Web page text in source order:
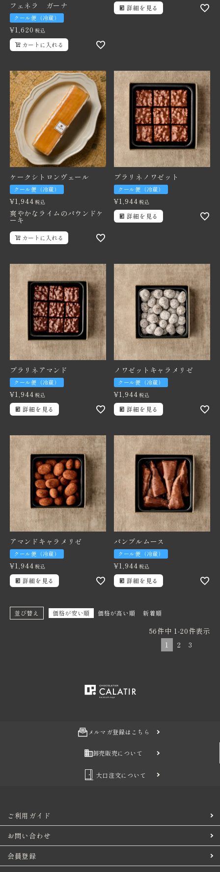
フェネラ ガーナ
クール便（冷蔵）
¥1,620 税込
カートに入れる
詳細を見る
ケークシトロンヴェール
クール便（冷蔵）
¥1,944 税込
爽やかなライムのパウンドケ
ーキ
カートに入れる
プラリネノワゼット
クール便（冷蔵）
¥1,944 税込
詳細を見る
プラリネアマンド
クール便（冷蔵）
¥1,944 税込
詳細を見る
ノワゼットキャラメリゼ
クール便（冷蔵）
¥1,944 税込
詳細を見る
アマンドキャラメリゼ
クール便（冷蔵）
¥1,944 税込
詳細を見る
パンプルムース
クール便（冷蔵）
¥1,944 税込
詳細を見る
並び替え 価格が安い順 価格が高い順 新着順
56件中 1-20件表示
1
2 3
メルマガ登録はこちら
卸売販売について
大口注文について
ご利用ガイド
お問い合わせ
会員登録